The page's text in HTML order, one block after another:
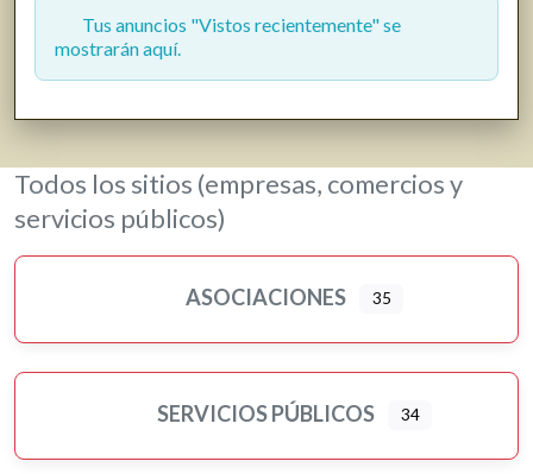
Tus anuncios "Vistos recientemente" se
mostrarán aquí.
Todos los sitios (empresas, comercios y
servicios públicos)
ASOCIACIONES 35
SERVICIOS PÚBLICOS 34